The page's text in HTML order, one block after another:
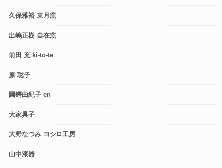
久保雅裕 東月窯
出嶋正樹 自在窯
前田 充 ki-to-te
原 聡子
圓鍔由紀子 en
大家具子
大野なつみ ヨシロ工房
山中漆器